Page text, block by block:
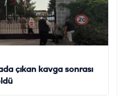
çıkan kavga sonrası